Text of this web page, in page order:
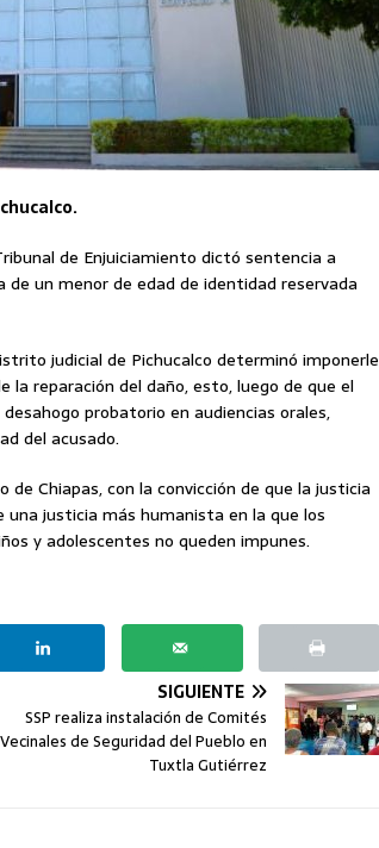
de Enjuiciamiento dictó sentencia a
de un menor de edad de identidad reservada
judicial de Pichucalco determinó imponerle
la reparación del daño, esto, luego de que el
probatorio en audiencias orales,
del acusado.
Chiapas, con la convicción de que la justicia
justicia más humanista en la que los
y adolescentes no queden impunes.
SIGUIENTE
SSP realiza instalación de Comités
Vecinales de Seguridad del Pueblo en
Tuxtla Gutiérrez